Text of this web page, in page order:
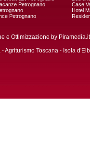
Petrognano
Petrognano
Case
Hotel
e Ottimizzazione by Piramedia
-Agriturismo Toscana - Isola